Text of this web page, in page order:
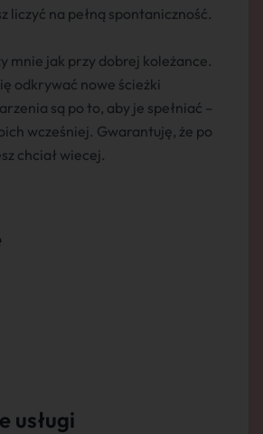
liczyć na pełną spontaniczność.
mnie jak przy dobrej koleżance.
odkrywać nowe ścieżki
są po to, aby je spełniać –
wcześniej. Gwarantuję, że po
chciał wiecej.
usługi